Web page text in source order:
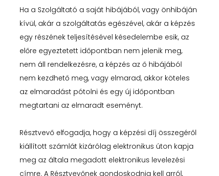
Ha a Szolgáltató a saját hibájából, vagy önhibáján
kívül, akár a szolgáltatás egészével, akár a képzés
egy részének teljesítésével késedelembe esik, az
előre egyeztetett időpontban nem jelenik meg,
nem áll rendelkezésre, a képzés az ő hibájából
nem kezdhető meg, vagy elmarad, akkor köteles
az elmaradást pótolni és egy új időpontban
megtartani az elmaradt eseményt.
Résztvevő elfogadja, hogy a képzési díj összegéről
kiállított számlát kizárólag elektronikus úton kapja
meg az általa megadott elektronikus levelezési
címre. A Résztvevőnek gondoskodnia kell arról,